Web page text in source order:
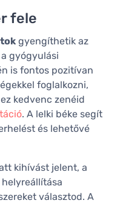
fele
gyengíthetik az
gyógyulási
is fontos pozitívan
foglalkozni,
kedvenc zenéid
. A lelki béke segít
és lehetővé
kihívást jelent, a
választod. A